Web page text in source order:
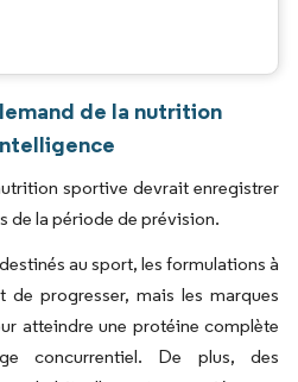
de la nutrition
sportive devrait enregistrer
de la période de prévision.
au sport, les formulations à
de progresser, mais les marques
atteindre une protéine complète
concurrentiel. De plus, des